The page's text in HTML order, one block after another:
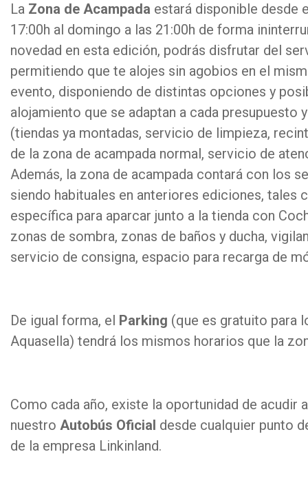
La Zona de Acampada estará disponible desde
17:00h al domingo a las 21:00h de forma
novedad en esta edición, podrás disfrutar del
permitiendo que te alojes sin agobios en el
evento, disponiendo de distintas opciones y
alojamiento que se adaptan a cada presupuesto
(tiendas ya montadas, servicio de limpieza,
de la zona de acampada normal, servicio de
Además, la zona de acampada contará con los
siendo habituales en anteriores ediciones, tales
específica para aparcar junto a la tienda con
zonas de sombra, zonas de baños y ducha,
servicio de consigna, espacio para recarga de
De igual forma, el Parking (que es gratuito para
Aquasella) tendrá los mismos horarios que la
Como cada año, existe la oportunidad de acudir
nuestro Autobús Oficial desde cualquier punto
de la empresa Linkinland.